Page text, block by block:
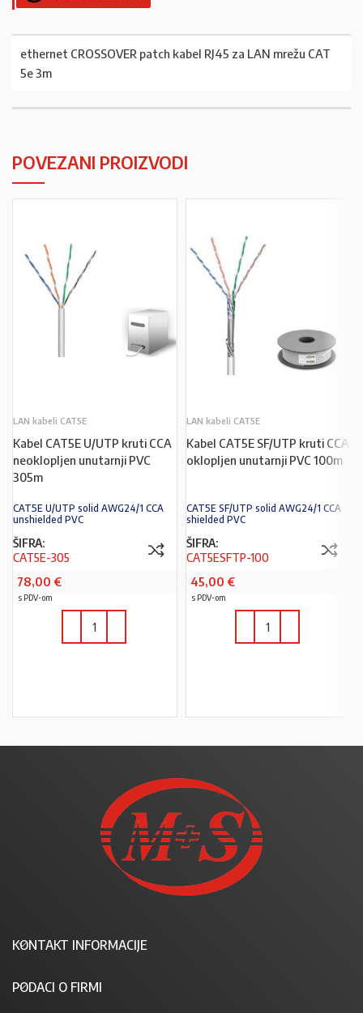
ethernet CROSSOVER patch kabel RJ45 za LAN mrežu CAT
5e 3m
POVEZANI PROIZVODI
LAN kabeli CAT5E
Kabel CAT5E U/UTP kruti CCA
neoklopljen unutarnji PVC
305m
CAT5E U/UTP solid AWG24/1 CCA
unshielded PVC
ŠIFRA:
CAT5E-305
78,00 €
s PDV-om
LAN kabeli CAT5E
Kabel CAT5E SF/UTP kruti CCA
oklopljen unutarnji PVC 100m
CAT5E SF/UTP solid AWG24/1 CCA
shielded PVC
ŠIFRA:
CAT5ESFTP-100
45,00 €
s PDV-om
KONTAKT INFORMACIJE
PODACI O FIRMI